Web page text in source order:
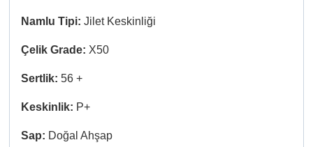
Namlu Tipi: Jilet Keskinliği
Çelik Grade: X50
Sertlik: 56 +
Keskinlik: P+
Sap: Doğal Ahşap